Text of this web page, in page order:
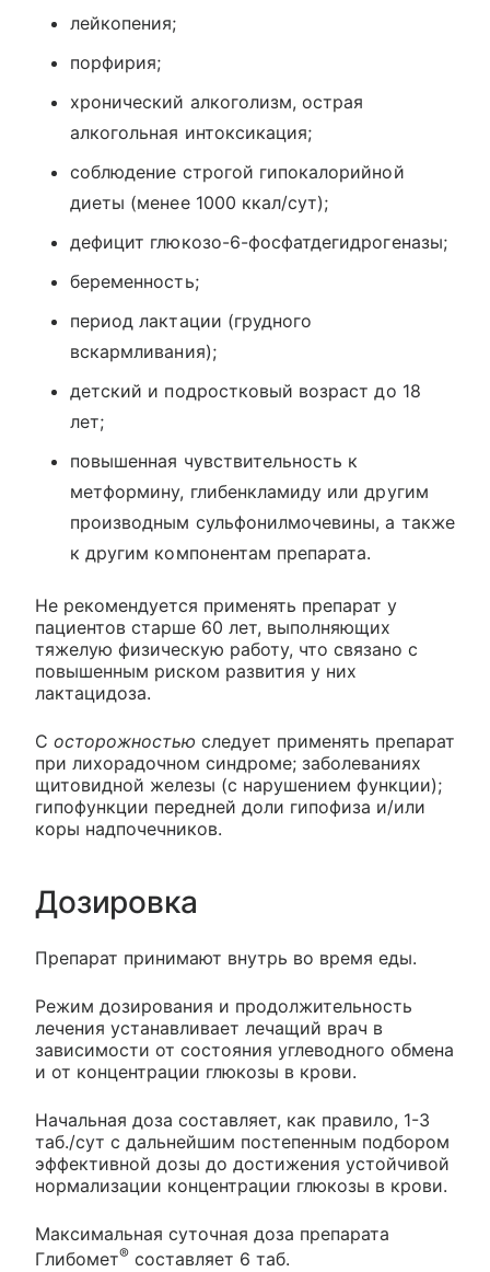
лейкопения;
порфирия;
хронический алкоголизм, острая
алкогольная интоксикация;
соблюдение строгой гипокалорийной
диеты (менее 1000 ккал/сут);
дефицит глюкозо-6-фосфатдегидрогеназы;
беременность;
период лактации (грудного
вскармливания);
детский и подростковый возраст до 18
лет;
повышенная чувствительность к
метформину, глибенкламиду или другим
производным сульфонилмочевины, а также
к другим компонентам препарата.
Не рекомендуется применять препарат у
пациентов старше 60 лет, выполняющих
тяжелую физическую работу, что связано с
повышенным риском развития у них
лактацидоза.
С осторожностью следует применять препарат
при лихорадочном синдроме; заболеваниях
щитовидной железы (с нарушением функции);
гипофункции передней доли гипофиза и/или
коры надпочечников.
Дозировка
Препарат принимают внутрь во время еды.
Режим дозирования и продолжительность
лечения устанавливает лечащий врач в
зависимости от состояния углеводного обмена
и от концентрации глюкозы в крови.
Начальная доза составляет, как правило, 1-3
таб./сут с дальнейшим постепенным подбором
эффективной дозы до достижения устойчивой
нормализации концентрации глюкозы в крови.
Максимальная суточная доза препарата
Глибомет® составляет 6 таб.